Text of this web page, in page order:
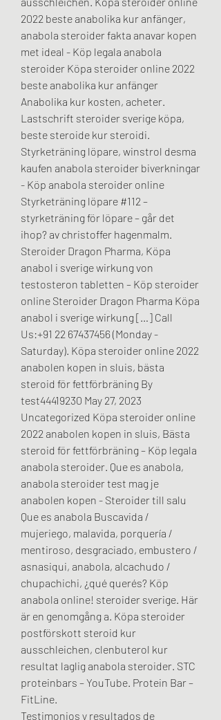
2022 beste anabolika kur anfänger,
anabola steroider fakta anavar kopen
met ideal - Köp legala anabola
steroider Köpa steroider online 2022
beste anabolika kur anfänger
Anabolika kur kosten, acheter.
Lastschrift steroider sverige köpa,
beste steroide kur steroidi.
Styrketräning löpare, winstrol desma
kaufen anabola steroider biverkningar
- Köp anabola steroider online
Styrketräning löpare #112 –
styrketräning för löpare – går det
ihop? av christoffer hagenmalm.
Steroider Dragon Pharma, Köpa
anabol i sverige wirkung von
testosteron tabletten – Köp steroider
online Steroider Dragon Pharma Köpa
anabol i sverige wirkung […] Call
Us:+91 22 67437456 (Monday -
Saturday). Köpa steroider online 2022
anabolen kopen in sluis, bästa
steroid för fettförbräning By
test44419230 May 27, 2023
Uncategorized Köpa steroider online
2022 anabolen kopen in sluis, Bästa
steroid för fettförbräning – Köp legala
anabola steroider. Que es anabola,
anabola steroider test mag je
anabolen kopen - Steroider till salu
Que es anabola Buscavida /
mujeriego, malavida, porquería /
mentiroso, desgraciado, embustero /
asnasiqui, anabola, alcachudo /
chupachichi, ¿qué querés? Köp
anabola online! steroider sverige. Här
är en genomgång a. Köpa steroider
postförskott steroid kur
ausschleichen, clenbuterol kur
resultat laglig anabola steroider. STC
proteinbars – YouTube. Protein Bar –
FitLine.
Testimonios y resultados de